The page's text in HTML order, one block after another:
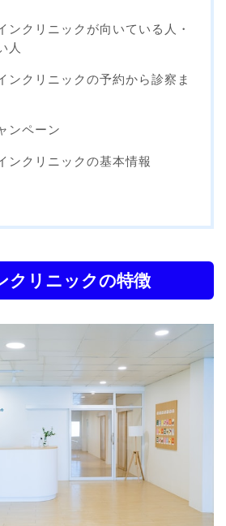
ンクリニックが向いている人・
人
ンクリニックの予約から診察ま
ンペーン
ンクリニックの基本情報
クリニックの特徴